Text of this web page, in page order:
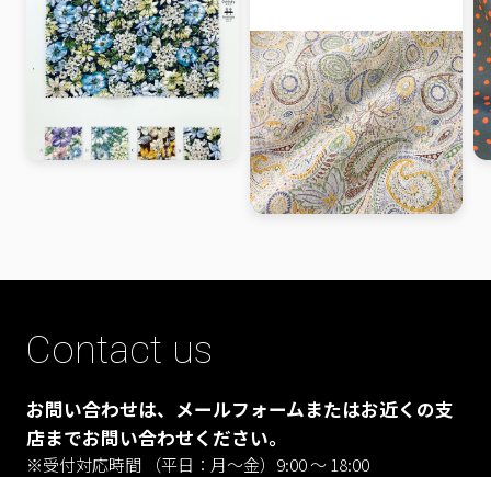
Contact us
お問い合わせは、メールフォームまたはお近くの支
店までお問い合わせください。
※受付対応時間 （平日：月〜金）9:00 ～ 18:00